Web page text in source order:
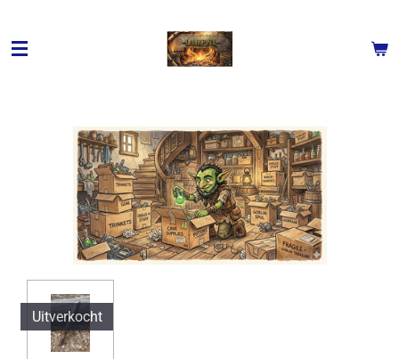
direct
naar
Uitverkocht